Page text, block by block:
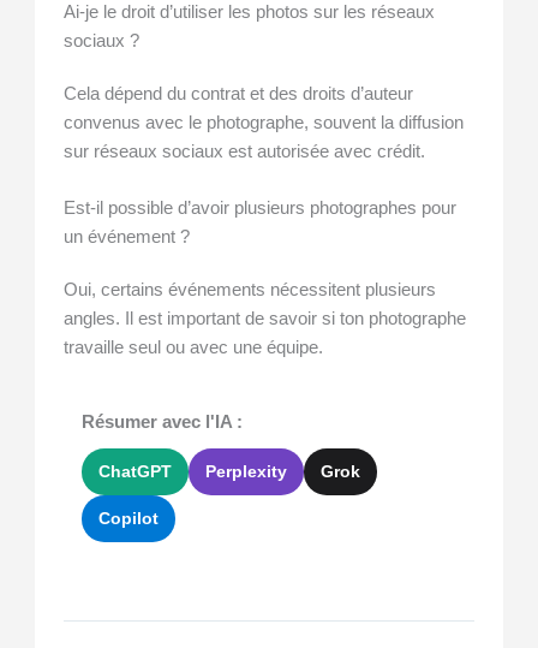
Ai-je le droit d’utiliser les photos sur les réseaux
sociaux ?
Cela dépend du contrat et des droits d’auteur
convenus avec le photographe, souvent la diffusion
sur réseaux sociaux est autorisée avec crédit.
Est-il possible d’avoir plusieurs photographes pour
un événement ?
Oui, certains événements nécessitent plusieurs
angles. Il est important de savoir si ton photographe
travaille seul ou avec une équipe.
Résumer avec l'IA :
ChatGPT Perplexity Grok
Copilot